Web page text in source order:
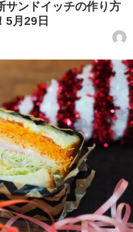
サンドイッチの作り方
5月29日